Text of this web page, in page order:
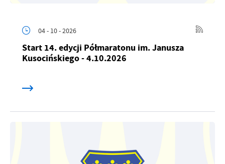
04 - 10 - 2026
Start 14. edycji Półmaratonu im. Janusza
Kusocińskiego - 4.10.2026